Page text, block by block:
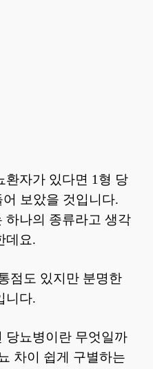
환자가 있다면 1형 당
보았을 것입니다.
하나의 종류라고 생각
데요.
점도 있지만 분명한
니다.
당뇨병이란 무엇일까
차이 쉽게 구별하는